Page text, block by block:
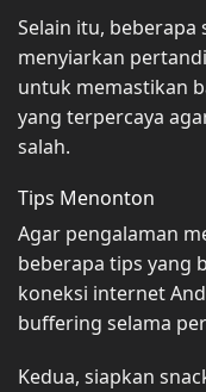
Selain itu, beberapa
menyiarkan
untuk memastikan
yang terpercaya
salah.
Tips Menonton
Agar pengalaman
beberapa tips yang
koneksi internet
buffering selama
Kedua, siapkan